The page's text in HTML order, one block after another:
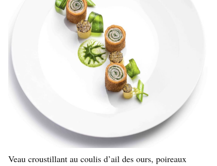
Veau croustillant au coulis d’ail des ours, poireaux